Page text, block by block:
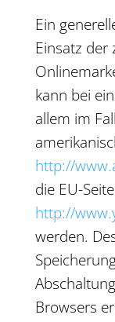
Ein
Einsatz der
kann bei
allem im
http://
die EU-Seite
http://
werden.
Browsers